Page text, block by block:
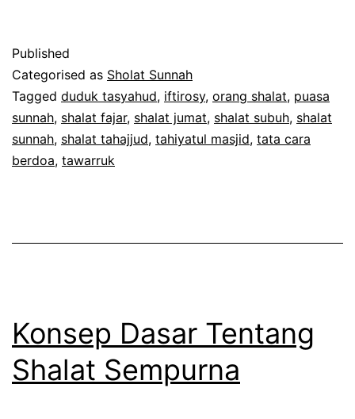
Fajar?
Published
Categorised as Sholat Sunnah
Tagged duduk tasyahud, iftirosy, orang shalat, puasa
sunnah, shalat fajar, shalat jumat, shalat subuh, shalat
sunnah, shalat tahajjud, tahiyatul masjid, tata cara
berdoa, tawarruk
Konsep Dasar Tentang
Shalat Sempurna